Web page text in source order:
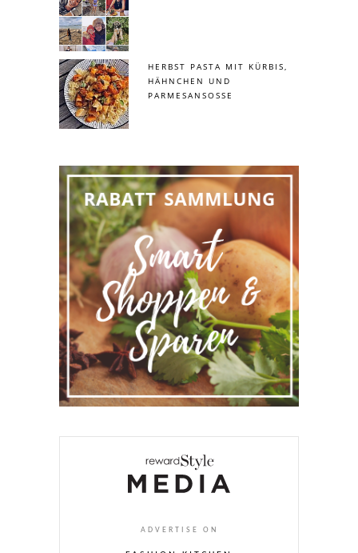
HERBST PASTA MIT KÜRBIS,
HÄHNCHEN UND
PARMESANSOSSE
ADVERTISE ON